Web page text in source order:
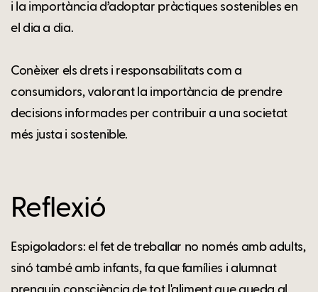
i la importància d’adoptar pràctiques sostenibles en
el dia a dia.
Conèixer els drets i responsabilitats com a
consumidors, valorant la importància de prendre
decisions informades per contribuir a una societat
més justa i sostenible.
Reflexió
Espigoladors: el fet de treballar no només amb adults,
sinó també amb infants, fa que famílies i alumnat